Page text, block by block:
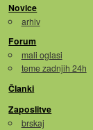
Novice
arhiv
Forum
mali oglasi
teme zadnjih 24h
Članki
Zaposlitve
brskaj